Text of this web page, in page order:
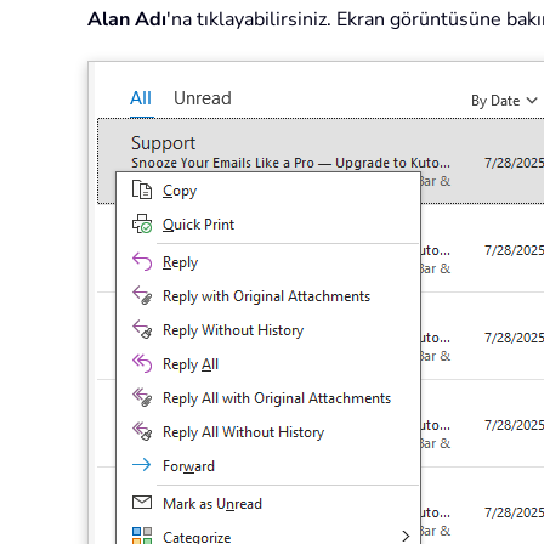
Alan Adı'na tıklayabilirsiniz. Ekran görüntüsüne